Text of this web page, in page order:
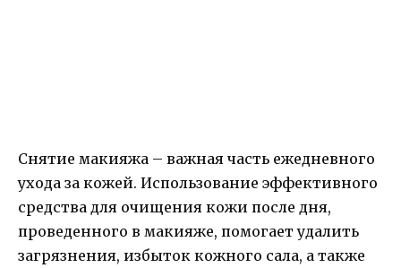
Снятие макияжа – важная часть ежедневного
ухода за кожей. Использование эффективного
средства для очищения кожи после дня,
проведенного в макияже, помогает удалить
загрязнения, избыток кожного сала, а также